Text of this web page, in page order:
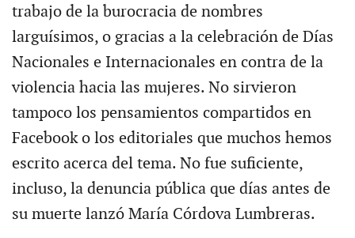
trabajo de la burocracia de nombres
larguísimos, o gracias a la celebración de Días
Nacionales e Internacionales en contra de la
violencia hacia las mujeres. No sirvieron
tampoco los pensamientos compartidos en
Facebook o los editoriales que muchos hemos
escrito acerca del tema. No fue suficiente,
incluso, la denuncia pública que días antes de
su muerte lanzó María Córdova Lumbreras.